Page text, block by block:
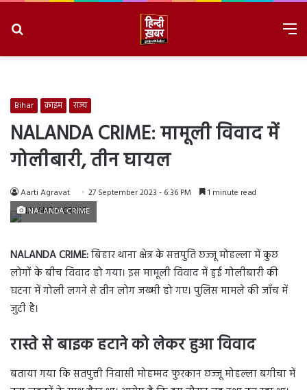
Bihar क्राइम राज्य
NALANDA CRIME: मामूली विवाद में
गोलीबारी, तीन घायल
Aarti Agravat 27 September 2023 - 6:36 PM 1 minute read
NALANDA CRIME
NALANDA CRIME:बिहार थाना क्षेत्र के सत्तपुति छज्जू मोहल्ला में कुछ
लोगों के बीच विवाद हो गया। इस मामूली विवाद में हुई गोलीबारी की
घटना में गोली लगने से तीन लोग जख्मी हो गए। पुलिस मामले की जाँच में
जुटी है।
रास्ते से बाइक हटाने को लेकर हुआ विवाद
बताया गया कि सतपुत्ती निवासी मोहम्मद फुरकान छज्जू मोहल्ला बगीचा में